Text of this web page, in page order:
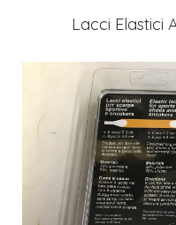
Lacci Elastici